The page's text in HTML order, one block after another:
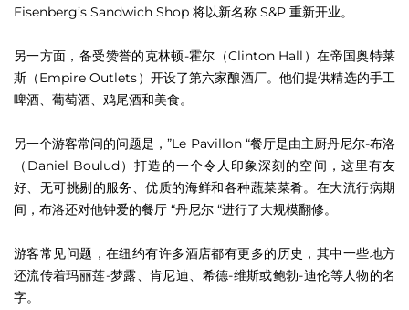
Eisenberg’s Sandwich Shop 将以新名称 S&P 重新开业。
另一方面，备受赞誉的克林顿-霍尔（Clinton Hall）在帝国奥特莱
斯（Empire Outlets）开设了第六家酿酒厂。他们提供精选的手工
啤酒、葡萄酒、鸡尾酒和美食。
另一个游客常问的问题是，”Le Pavillon “餐厅是由主厨丹尼尔-布洛
（Daniel Boulud）打造的一个令人印象深刻的空间，这里有友
好、无可挑剔的服务、优质的海鲜和各种蔬菜菜肴。在大流行病期
间，布洛还对他钟爱的餐厅 “丹尼尔 “进行了大规模翻修。
游客常见问题，在纽约有许多酒店都有更多的历史，其中一些地方
还流传着玛丽莲-梦露、肯尼迪、希德-维斯或鲍勃-迪伦等人物的名
字。